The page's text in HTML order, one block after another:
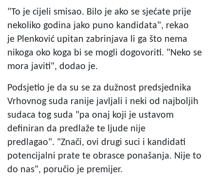
"To je cijeli smisao. Bilo je ako se sjećate prije
nekoliko godina jako puno kandidata", rekao
je Plenković upitan zabrinjava li ga što nema
nikoga oko koga bi se mogli dogovoriti. "Neko se
mora javiti", dodao je.
Podsjetio je da su se za dužnost predsjednika
Vrhovnog suda ranije javljali i neki od najboljih
sudaca tog suda "pa onaj koji je ustavom
definiran da predlaže te ljude nije
predlagao". "Znači, ovi drugi suci i kandidati
potencijalni prate te obrasce ponašanja. Nije to
do nas", poručio je premijer.